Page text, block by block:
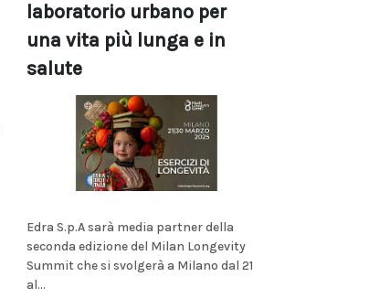
laboratorio urbano per
una vita più lunga e in
salute
Edra S.p.A sarà media partner della
seconda edizione del Milan Longevity
Summit che si svolgerà a Milano dal 21
al...